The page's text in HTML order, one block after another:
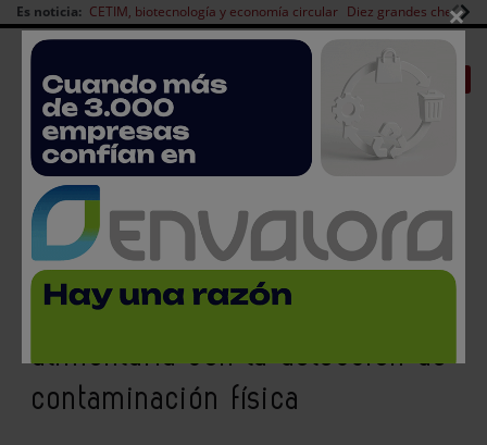
Es noticia: CETIM, biotecnología y economía circular Diez grandes chefs
Redes Sociales
Es noticia
| CANAL EMPLEO Login empresas Registro
Reducción de costes y
protección de la seguridad
alimentaria con la detección de
contaminación física
×